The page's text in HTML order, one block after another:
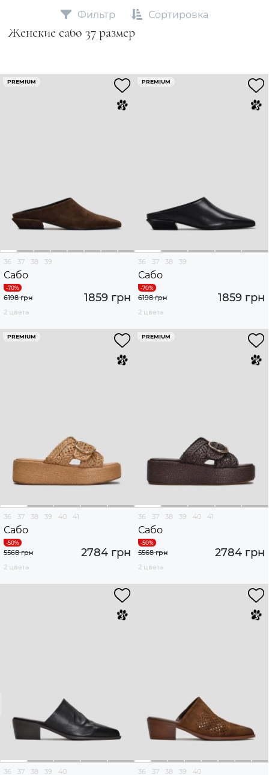
Женские сабо 37 размер
Фильтр Сортировка
PREMIUM
36 37 38 39
Сабо
1859 грн
6198 грн
2 цвета
PREMIUM
36 37 38 39
Сабо
1859 грн
6198 грн
2 цвета
PREMIUM
36 37 38 39 40 41
Сабо
2784 грн
5568 грн
2 цвета
PREMIUM
36 37 38 39 40 41
Сабо
2784 грн
5568 грн
2 цвета
36 37 38 39 40 36 37 38 39 40